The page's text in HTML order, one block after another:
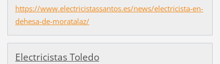
https://www.electricistassantos.es/news/electricista-en-
dehesa-de-moratalaz/
Electricistas Toledo